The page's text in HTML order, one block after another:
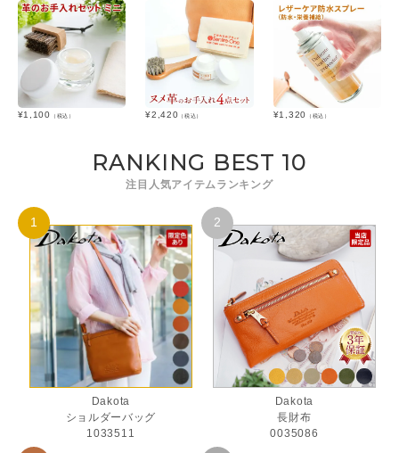
¥1,100 （税込） ¥2,420 （税込） ¥1,320 （税込）
RANKING BEST 10
注目人気アイテムランキング
Dakota
ショルダーバッグ
1033511
Dakota
長財布
0035086